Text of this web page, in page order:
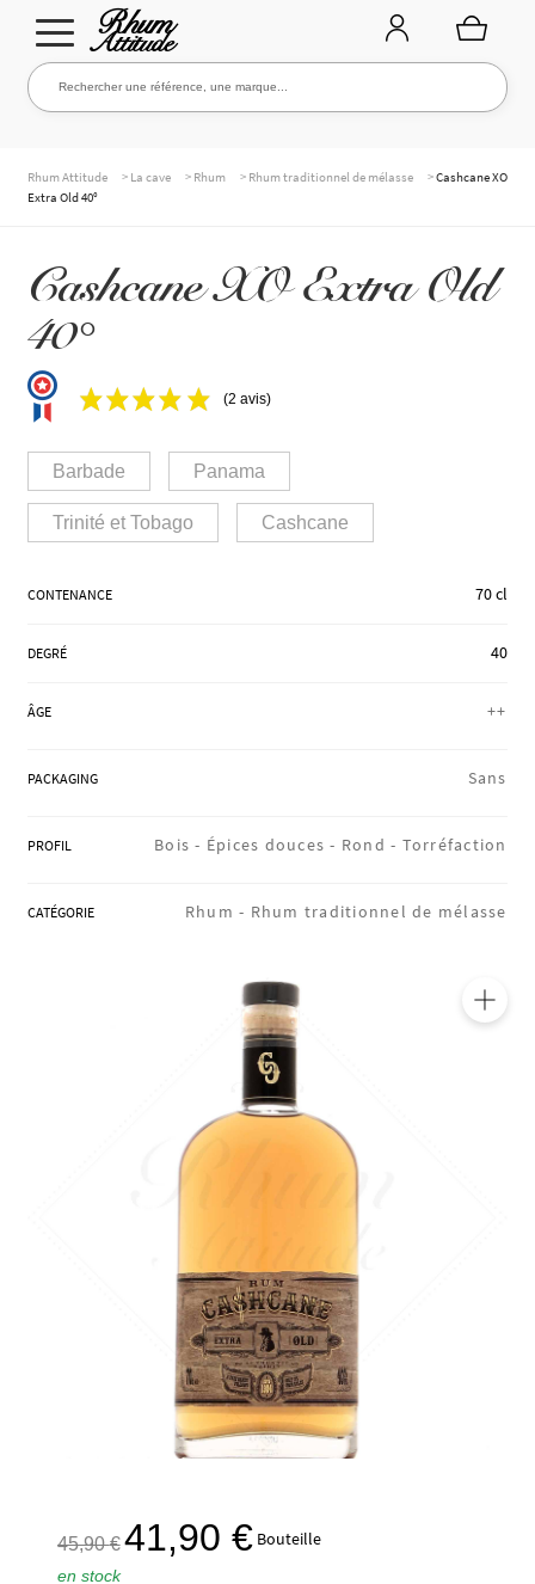
Aller
à
Aller
au
Rechercher une référence, une marque...
Rechercher
NOS RHUMS
MARQUES
COFFRETS & CADEAUX
BLOG
Rhum Attitude > La cave > Rhum > Rhum traditionnel de mélasse >Cashcane XO
Extra Old 40°
Cashcane XO Extra Old
40°
(2 avis)
Barbade Panama
Trinité et Tobago Cashcane
CONTENANCE 70 cl
DEGRÉ 40
ÂGE ++
PACKAGING Sans
PROFIL Bois - Épices douces - Rond - Torréfaction
CATÉGORIE Rhum - Rhum traditionnel de mélasse
45,90€
Le
prix
41,90 €Le
prix
Bouteille
en stock